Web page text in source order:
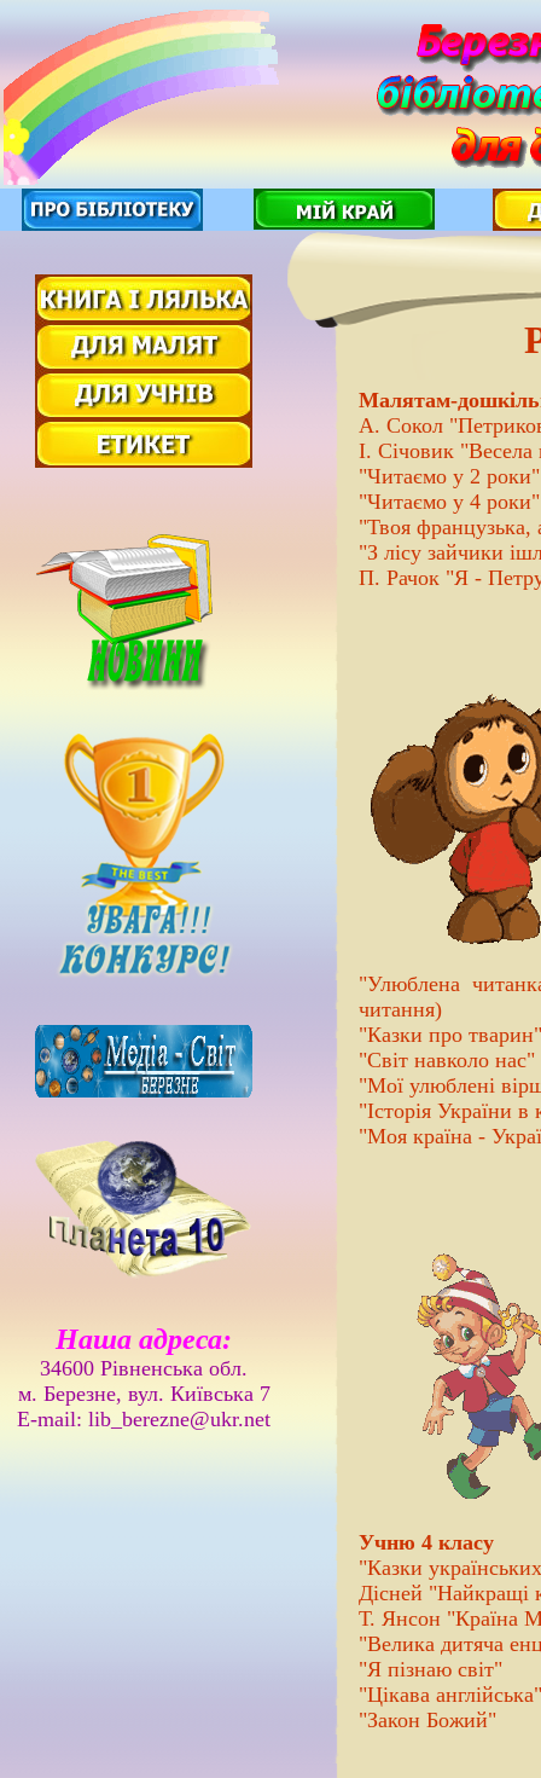
Наша адреса:
34600 Рівненська обл.
м. Березне, вул. Київська 7
E-mail: lib_berezne@ukr.net
Малятам-
А. Сокол
І. Січовик "Весела
"Читаємо у 2 роки"
"Читаємо у 4 роки"
"Твоя французька,
"З лісу зайчики
П. Рачок "Я -
"Улюблена
читання)
"Казки про тварин"
"Світ навколо нас"
"Мої улюблені
"Історія України в
"Моя країна -
Учню 4 класу
"Казки
Дісней "Найкращі
Т. Янсон "Країна
"Велика дитяча
"Я пізнаю світ"
"Цікава англійська"
"Закон Божий"